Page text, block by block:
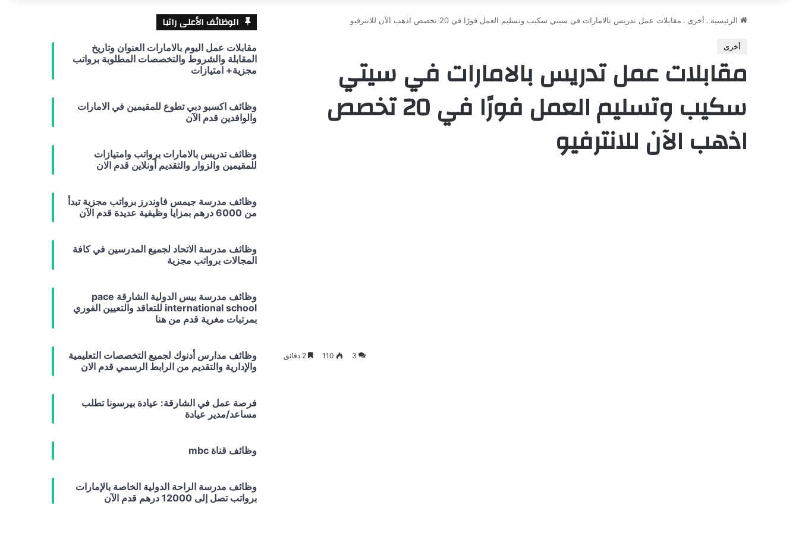
الرئيسية . أخرى . مقابلات عمل تدريس بالامارات في سيتي سكيب وتسليم العمل فورًا في 20 تخصص اذهب الآن للانترفيو
أخرى
مقابلات عمل تدريس بالامارات في سيتي
سكيب وتسليم العمل فورًا في 20 تخصص
اذهب الآن للانترفيو
3
110
الوظائف الأعلى راتبا
مقابلات عمل اليوم بالامارات العنوان وتاريخ
المقابلة والشروط والتخصصات المطلوبة برواتب
مجزية+ امتيازات
وظائف اكسبو دبي تطوع للمقيمين في الامارات
والوافدين قدم الآن
وظائف تدريس بالامارات برواتب وامتيازات
للمقيمين والزوار والتقديم أونلاين قدم الان
وظائف مدرسة جيمس فاوندرز برواتب مجزية تبدأ
من 6000 درهم بمزايا وظيفية عديدة قدم الآن
وظائف مدرسة الاتحاد لجميع المدرسين في كافة
المجالات برواتب مجزية
وظائف مدرسة بيس الدولية الشارقة pace
international school للتعاقد والتعيين الفوري
بمرتبات مغرية قدم من هنا
وظائف مدارس أدنوك لجميع التخصصات التعليمية
والإدارية والتقديم من الرابط الرسمي قدم الان
فرصة عمل في الشارقة: عيادة بيرسونا تطلب
مساعد/مدير عيادة
وظائف قناة mbc
وظائف مدرسة الراحة الدولية الخاصة بالإمارات
برواتب تصل إلى 12000 درهم قدم الآن